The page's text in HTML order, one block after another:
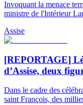
Invoquant la menace
ministre de l'Intérieur
Assise
[REPORTAGE]
d’Assise, deux
Dans le cadre des
saint François, des